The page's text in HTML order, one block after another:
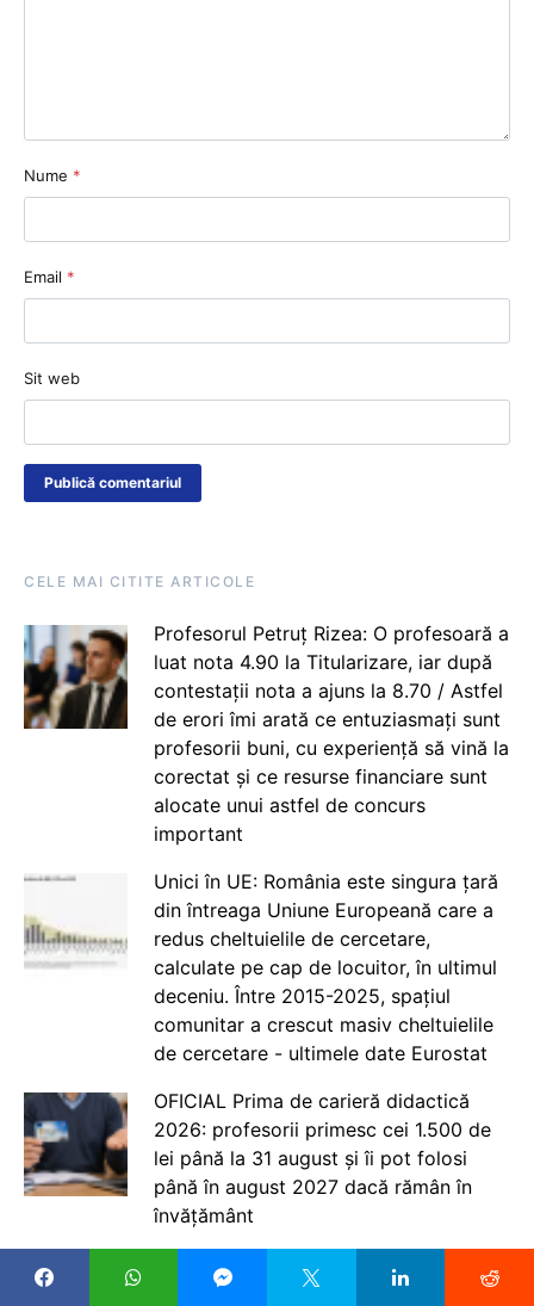
Nume *
Email *
Sit web
CELE MAI CITITE ARTICOLE
Profesorul Petruț Rizea: O profesoară a
luat nota 4.90 la Titularizare, iar după
contestații nota a ajuns la 8.70 / Astfel
de erori îmi arată ce entuziasmați sunt
profesorii buni, cu experiență să vină la
corectat și ce resurse financiare sunt
alocate unui astfel de concurs
important
Unici în UE: România este singura țară
din întreaga Uniune Europeană care a
redus cheltuielile de cercetare,
calculate pe cap de locuitor, în ultimul
deceniu. Între 2015-2025, spațiul
comunitar a crescut masiv cheltuielile
de cercetare - ultimele date Eurostat
OFICIAL Prima de carieră didactică
2026: profesorii primesc cei 1.500 de
lei până la 31 august și îi pot folosi
până în august 2027 dacă rămân în
învățământ
Peste o lună începe școala. Elevii și
copiii de grădiniță încep cursurile și